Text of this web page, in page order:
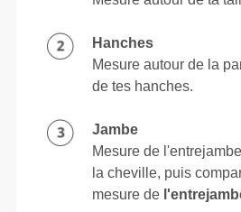
Hanches
Mesure autour de la
de tes hanches.
Jambe
Mesure de
la cheville, puis
mesure de